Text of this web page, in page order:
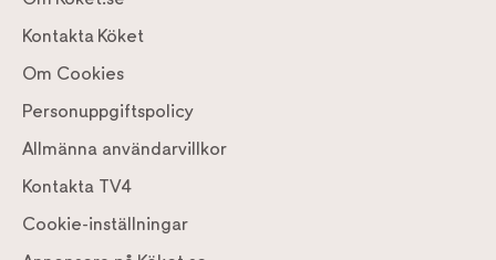
Kontakta Köket
Om Cookies
Personuppgiftspolicy
Allmänna användarvillkor
Kontakta TV4
Cookie-inställningar